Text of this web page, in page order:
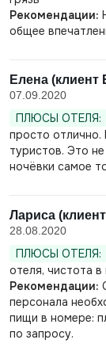
Рекомендации:
общее
Елена (клиент
07.09.2020
ПЛЮСЫ ОТЕЛЯ:
просто
туристов. Это
ночёвки самое
Лариса
28.08.2020
ПЛЮСЫ ОТЕЛЯ:
отеля, чистота
Рекомендации:
персонала
пищи в номере:
по запросу.